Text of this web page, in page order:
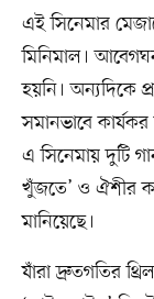
এই সিনেমার
মিনিমাল।
হয়নি। অন্যদিকে
সমানভাবে
এ সিনেমায় দুটি
খুঁজতে’ ও ঐশীর
মানিয়েছে।
যাঁরা দ্রুতগতির